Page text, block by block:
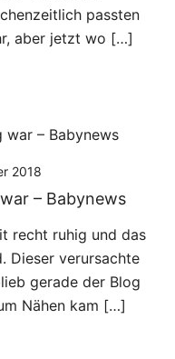
passten
aber jetzt wo […]
2018
– Babynews
recht ruhig und das
Dieser verursachte
gerade der Blog
Nähen kam […]